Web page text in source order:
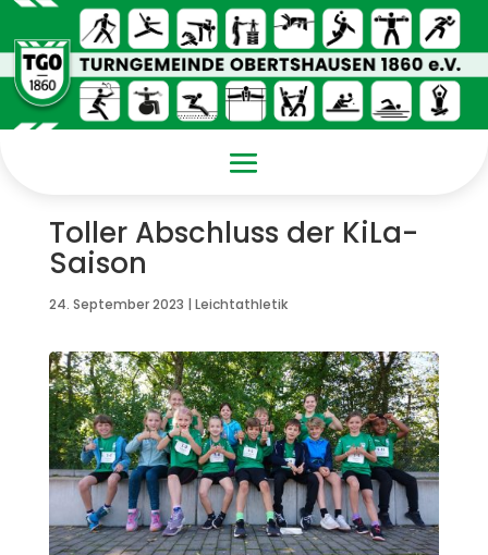
Toller Abschluss der KiLa-
Saison
24. September 2023 | Leichtathletik